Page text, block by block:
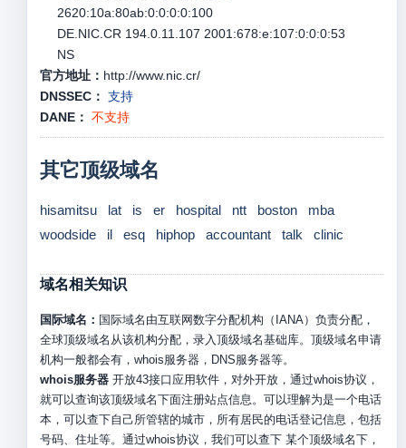
2620:10a:80ab:0:0:0:0:100
DE.NIC.CR 194.0.11.107 2001:678:e:107:0:0:0:53
NS
官方地址： http://www.nic.cr/
DNSSEC： 支持
DANE： 不支持
其它顶级域名
hisamitsu lat is er hospital ntt boston
mba
woodside
il esq hiphop accountant talk clinic
域名相关知识
国际域名： 国际域名由互联网数字分配机构（IANA）负责分配，
全球顶级域名从该机构分配，录入顶级域名基础库。顶级域名申请
机构一般都会有，whois服务器，DNS服务器等。
whois服务器开放43接口应用软件，对外开放，通过whois协议，
就可以查询该顶级域名下面注册站点信息。可以理解为是一个电话
本，可以查下自己所管辖的城市，所有居民的电话登记信息，包括
号码、住址等。通过whois协议，我们可以查下 某个顶级域名下，